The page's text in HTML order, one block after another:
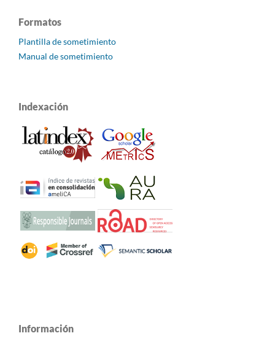
Formatos
Plantilla de sometimiento
Manual de sometimiento
Indexación
Información